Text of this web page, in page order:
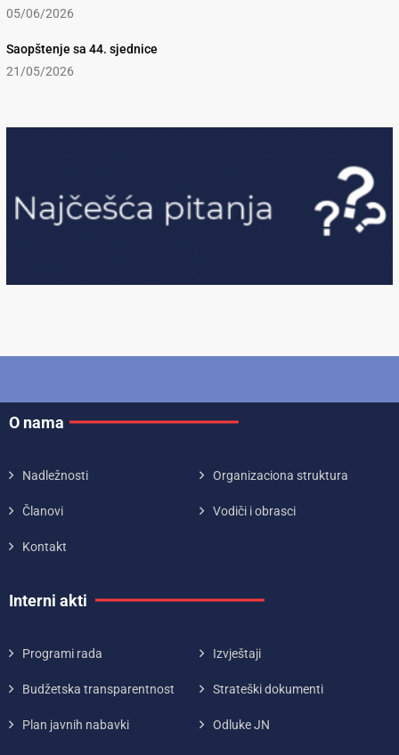
05/06/2026
Saopštenje sa 44. sjednice
21/05/2026
O nama
Nadležnosti Organizaciona struktura
Članovi Vodiči i obrasci
Kontakt
Interni akti
Programi rada Izvještaji
Budžetska transparentnost Strateški dokumenti
Plan javnih nabavki Odluke JN